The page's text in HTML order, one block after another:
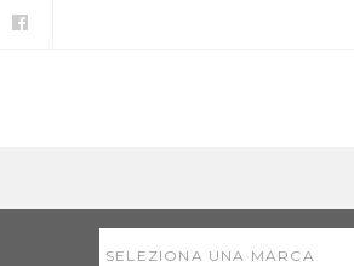
SELEZIONA UNA MARCA